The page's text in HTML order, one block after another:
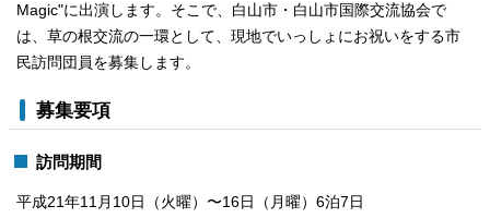
Magic"に出演します。そこで、白山市・白山市国際交流協会で
は、草の根交流の一環として、現地でいっしょにお祝いをする市
民訪問団員を募集します。
募集要項
訪問期間
平成21年11月10日（火曜）〜16日（月曜）6泊7日